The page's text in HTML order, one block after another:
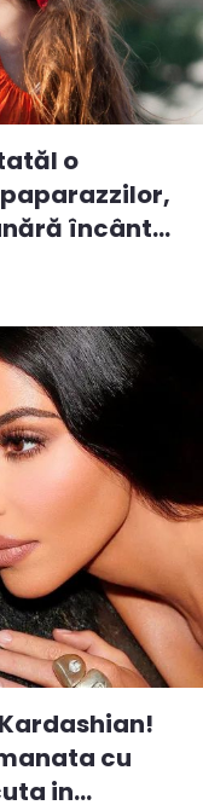
o
încânt...
cu
in